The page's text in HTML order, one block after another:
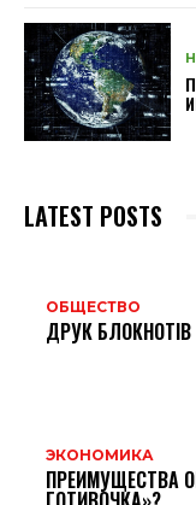
LATEST POSTS
ОБЩЕСТВО
ДРУК
ЭКОНОМИКА
ПРЕИМУЩЕСТВА